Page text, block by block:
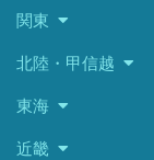
関東
北陸・甲信越
東海
近畿